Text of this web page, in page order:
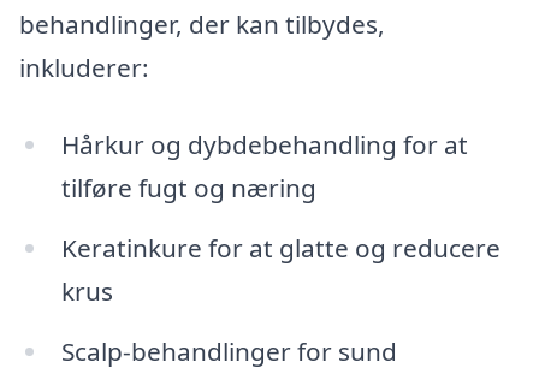
behandlinger, der kan tilbydes,
inkluderer:
Hårkur og dybdebehandling for at
tilføre fugt og næring
Keratinkure for at glatte og reducere
krus
Scalp-behandlinger for sund